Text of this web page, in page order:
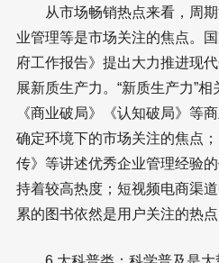
从市场畅销热点来看，周期
业管理等是市场关注的焦点。
府工作报告》提出大力推进现
展新质生产力。“新质生产力”
《商业破局》《认知破局》等
确定环境下的市场关注的焦点
传》等讲述优秀企业管理经验
持着较高热度；短视频电商渠
累的图书依然是用户关注的热点